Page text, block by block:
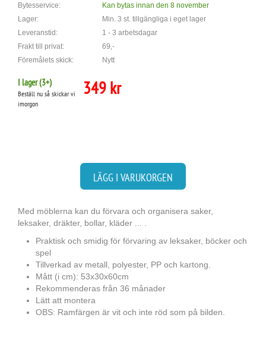
Bytesservice:
Kan bytas innan den 8 november
Lager:
Min. 3 st. tillgängliga i eget lager
Leveranstid:
1 - 3 arbetsdagar
Frakt till privat:
69,-
Föremålets skick:
Nytt
I lager (3+)
Beställ nu så skickar vi
imorgon
349 kr
LÄGG I VARUKORGEN
Med möblerna kan du förvara och organisera saker,
leksaker, dräkter, bollar, kläder ... .
Praktisk och smidig för förvaring av leksaker, böcker och
spel
Tillverkad av metall, polyester, PP och kartong.
Mått (i cm): 53x30x60cm
Rekommenderas från 36 månader
Lätt att montera
OBS: Ramfärgen är vit och inte röd som på bilden.